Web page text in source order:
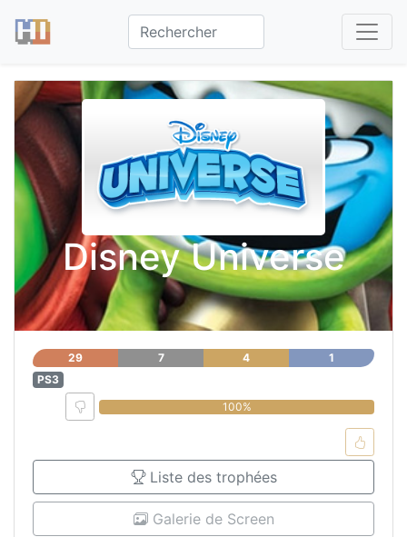
Disney Universe
29 7 4
1
PS3
0%
100%
Liste des trophées
Galerie de Screen